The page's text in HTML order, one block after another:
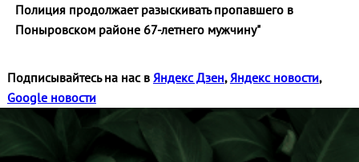
Полиция продолжает разыскивать пропавшего в
Поныровском районе 67-летнего мужчину"
Подписывайтесь на нас в Яндекс Дзен, Яндекс новости,
Google новости